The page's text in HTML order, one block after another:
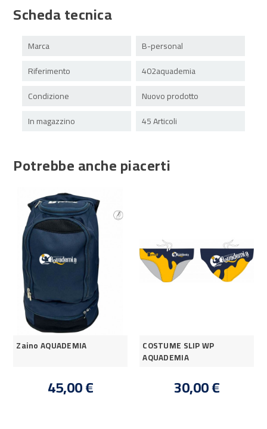
Scheda tecnica
Marca
B-personal
Riferimento
402aquademia
Condizione
Nuovo prodotto
In magazzino
45 Articoli
Potrebbe anche piacerti
Zaino AQUADEMIA
45,00 €
COSTUME SLIP WP
AQUADEMIA
30,00 €